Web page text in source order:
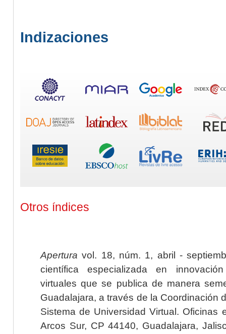
Indizaciones
Otros índices
Apertura vol. 18, núm. 1, abril -
científica especializada en
virtuales que se publica de manera
Guadalajara, a través de la Coordinación
Sistema de Universidad Virtual. Oficinas
Arcos Sur, CP 44140, Guadalajara,